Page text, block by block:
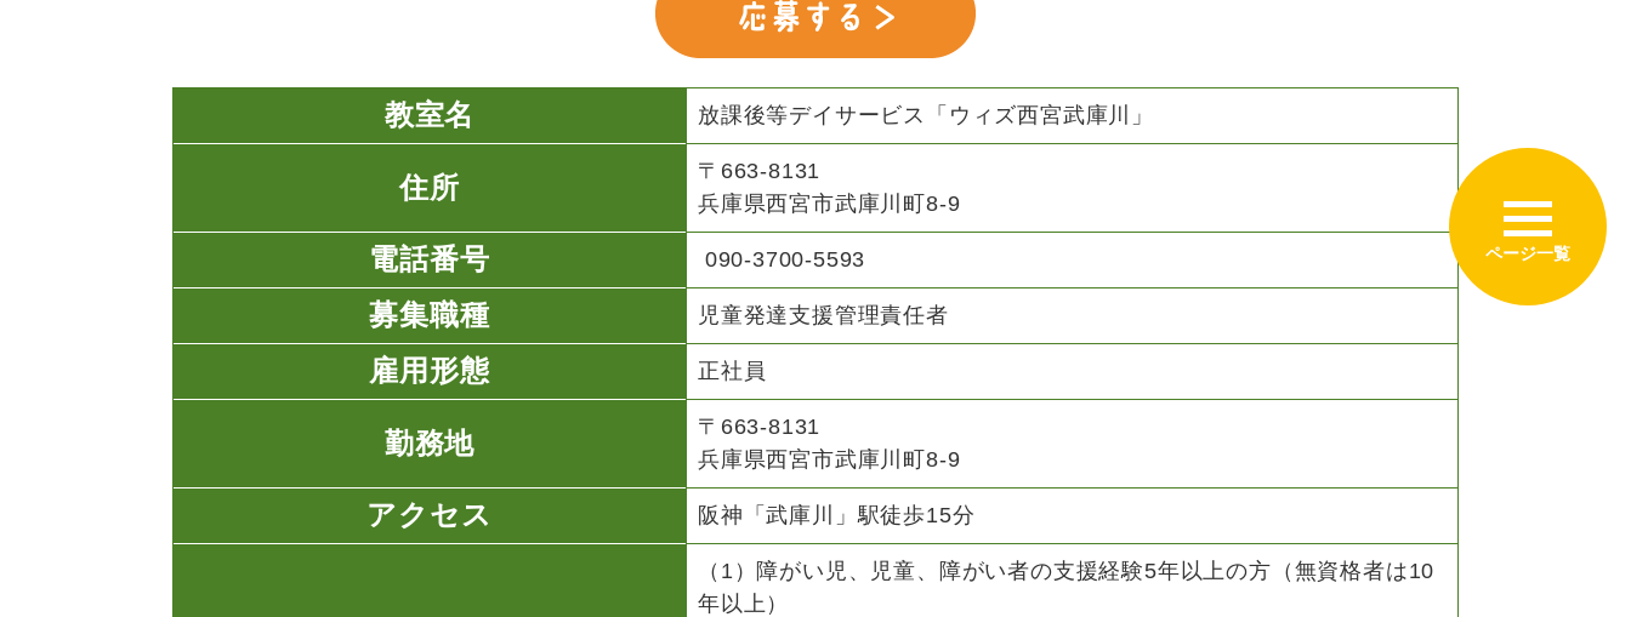
教室名 放課後等デイサービス「ウィズ西宮武庫川」
住所
〒663-8131
兵庫県西宮市武庫川町8-9
電話番号 090-3700-5593
募集職種 児童発達支援管理責任者
雇用形態 正社員
勤務地
〒663-8131
兵庫県西宮市武庫川町8-9
アクセス 阪神「武庫川」駅徒歩15分
（1）障がい児、児童、障がい者の支援経験5年以上の方（無資格者は10
年以上）